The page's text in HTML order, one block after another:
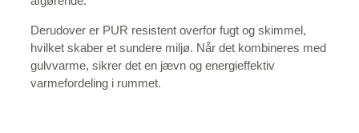
Derudover er PUR resistent overfor fugt og skimmel,
hvilket skaber et sundere miljø. Når det kombineres med
gulvvarme, sikrer det en jævn og energieffektiv
varmefordeling i rummet.